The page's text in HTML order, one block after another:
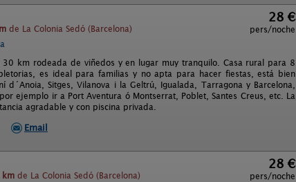
de La Colonia Sedó (Barcelona)
28 €
pers/noche
km rodeada de viñedos y en lugar muy tranquilo. Casa rural para 8
es ideal para familias y no apta para hacer fiestas, está bien
Sitges, Vilanova i la Geltrú, Igualada, Tarragona y Barcelona,
ejemplo ir a Port Aventura ó Montserrat, Poblet, Santes Creus, etc. La
agradable y con piscina privada.
Email
km de La Colonia Sedó (Barcelona)
28 €
pers/noche